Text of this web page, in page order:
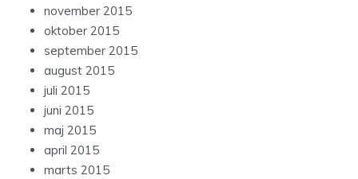
november 2015
oktober 2015
september 2015
august 2015
juli 2015
juni 2015
maj 2015
april 2015
marts 2015